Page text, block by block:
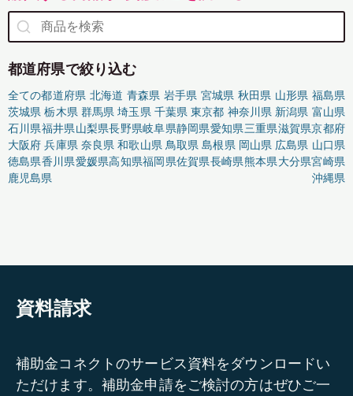
都道府県で絞り込む
全ての都道府県 北海道 青森県 岩手県 宮城県 秋田県 山形県 福島県
茨城県 栃木県 群馬県 埼玉県 千葉県 東京都 神奈川県 新潟県 富山県
石川県福井県山梨県長野県岐阜県静岡県愛知県三重県滋賀県京都府
大阪府 兵庫県 奈良県 和歌山県 鳥取県 島根県 岡山県 広島県 山口県
徳島県香川県愛媛県高知県福岡県佐賀県長崎県熊本県大分県宮崎県
鹿児島県
沖縄県
資料請求
補助金コネクトのサービス資料をダウンロードい
ただけます。補助金申請をご検討の方はぜひご一